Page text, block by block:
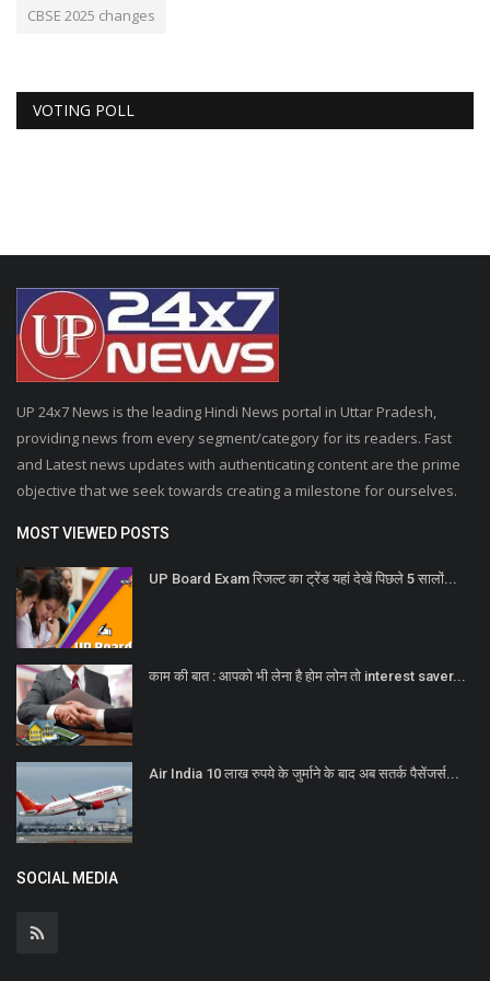
CBSE 2025 changes
VOTING POLL
UP 24x7 News is the leading Hindi News portal in Uttar Pradesh,
providing news from every segment/category for its readers. Fast
and Latest news updates with authenticating content are the prime
objective that we seek towards creating a milestone for ourselves.
MOST VIEWED POSTS
UP Board Exam रिजल्ट का ट्रेंड यहां देखें पिछले 5 सालों...
काम की बात : आपको भी लेना है होम लोन तो interest saver...
Air India 10 लाख रुपये के जुर्माने के बाद अब सतर्क पैसेंजर्स...
SOCIAL MEDIA